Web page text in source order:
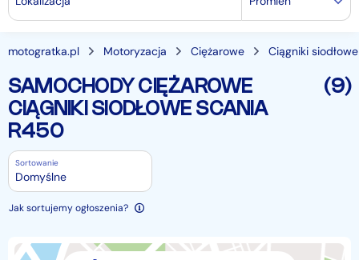
motogratka.pl Motoryzacja Ciężarowe Ciągniki siodłowe
SAMOCHODY CIĘŻAROWE
CIĄGNIKI SIODŁOWE SCANIA
R450
(9)
Sortowanie
Domyślne
Jak sortujemy ogłoszenia?